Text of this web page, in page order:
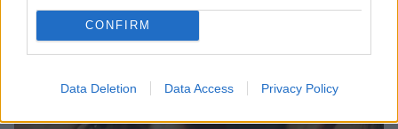
CONFIRM
Data Deletion Data Access Privacy Policy